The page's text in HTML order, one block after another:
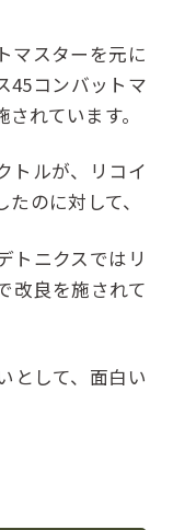
マスターを元に
45コンバットマ
れています。
トルが、リコイ
のに対して、
ニクスではリ
改良を施されて
として、面白い